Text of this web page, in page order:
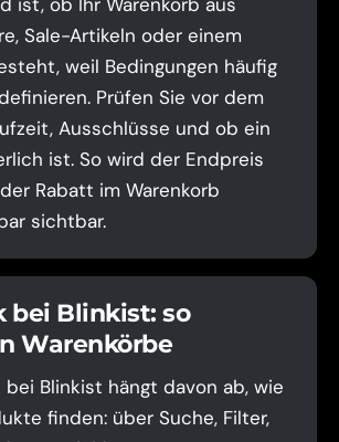
Sale-Artikeln oder einem
weil Bedingungen häufig
Prüfen Sie vor dem
Ausschlüsse und ob ein
ist. So wird der Endpreis
Rabatt im Warenkorb
sichtbar.
bei Blinkist: so
Warenkörbe
bei Blinkist hängt davon ab, wie
finden: über Suche, Filter,